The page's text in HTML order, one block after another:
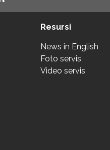
Resursi
News in English
Foto servis
Video servis